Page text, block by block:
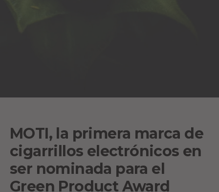
MOTI, la primera marca de
cigarrillos electrónicos en
ser nominada para el
Green Product Award